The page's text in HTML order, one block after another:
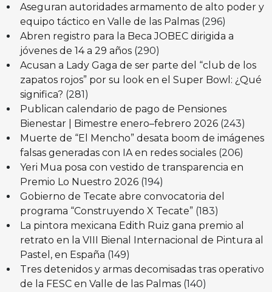
Aseguran autoridades armamento de alto poder y
equipo táctico en Valle de las Palmas (296)
Abren registro para la Beca JOBEC dirigida a
jóvenes de 14 a 29 años (290)
Acusan a Lady Gaga de ser parte del “club de los
zapatos rojos” por su look en el Super Bowl: ¿Qué
significa? (281)
Publican calendario de pago de Pensiones
Bienestar | Bimestre enero–febrero 2026 (243)
Muerte de “El Mencho” desata boom de imágenes
falsas generadas con IA en redes sociales (206)
Yeri Mua posa con vestido de transparencia en
Premio Lo Nuestro 2026 (194)
Gobierno de Tecate abre convocatoria del
programa “Construyendo X Tecate” (183)
La pintora mexicana Edith Ruiz gana premio al
retrato en la VIII Bienal Internacional de Pintura al
Pastel, en España (149)
Tres detenidos y armas decomisadas tras operativo
de la FESC en Valle de las Palmas (140)